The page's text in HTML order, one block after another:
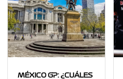
MÉXICO GP: ¿CUÁLES